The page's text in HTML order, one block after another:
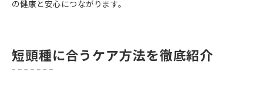
の健康と安心につながります。
短頭種に合うケア方法を徹底紹介